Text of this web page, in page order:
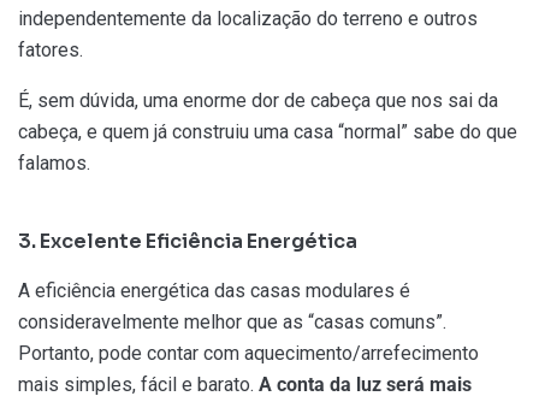
independentemente da localização do terreno e outros
fatores.
É, sem dúvida, uma enorme dor de cabeça que nos sai da
cabeça, e quem já construiu uma casa “normal” sabe do que
falamos.
3. Excelente Eficiência Energética
A eficiência energética das casas modulares é
consideravelmente melhor que as “casas comuns”.
Portanto, pode contar com aquecimento/arrefecimento
mais simples, fácil e barato. A conta da luz será mais